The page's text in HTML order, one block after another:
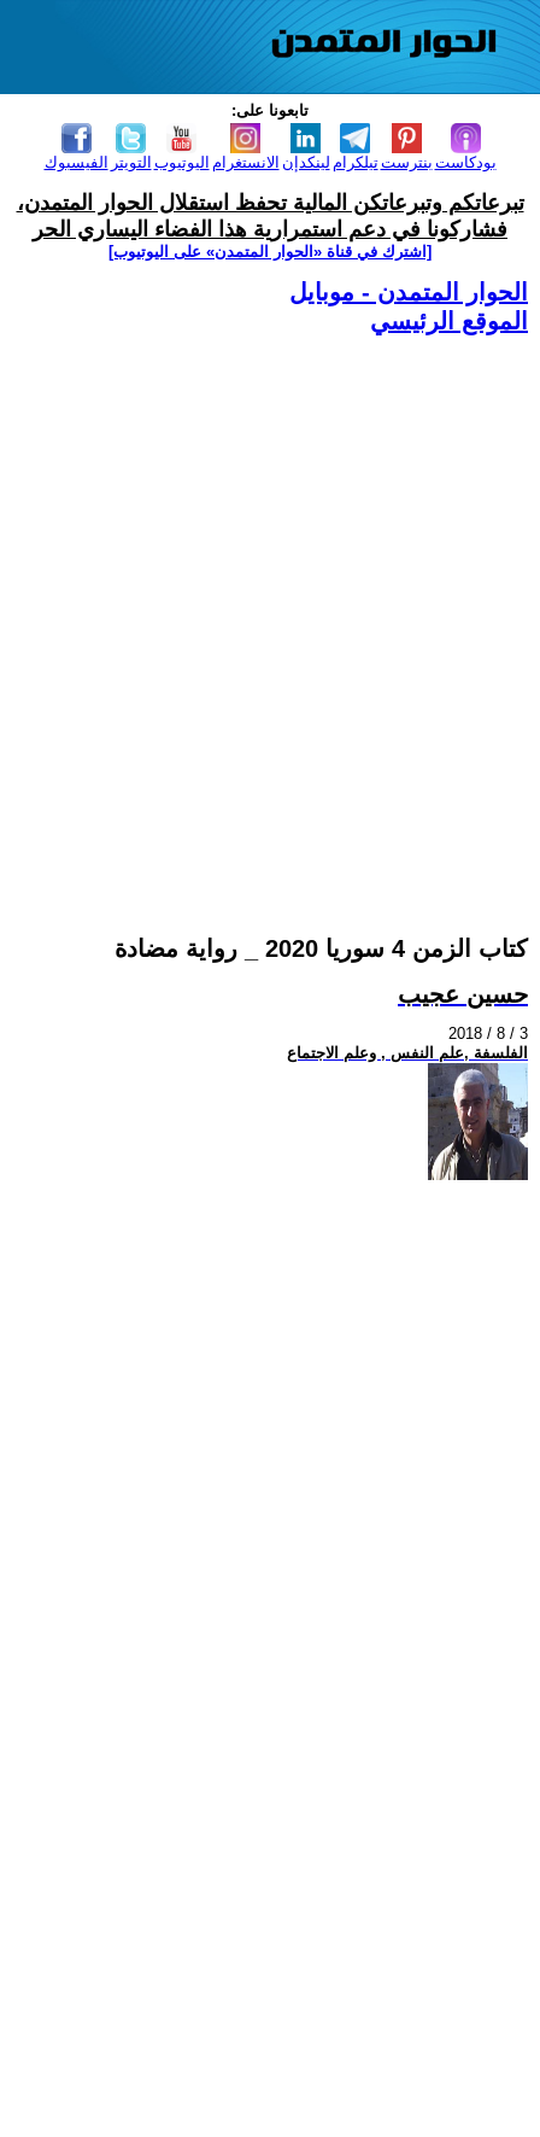
تابعونا على:
الفيسبوك التويتر اليوتيوب الانستغرام لينكدإن تيلكرامبنترست بودكاست
تبرعاتكم وتبرعاتكن المالية تحفظ استقلال الحوار المتمدن،
فشاركونا في دعم استمرارية هذا الفضاء اليساري الحر
[اشترك في قناة ‫«الحوار المتمدن» على اليوتيوب]
الحوار المتمدن - موبايل
الموقع الرئيسي
كتاب الزمن 4 سوريا 2020 _ رواية مضادة
حسين عجيب
2018 / 8 / 3
الفلسفة ,علم النفس , وعلم الاجتماع